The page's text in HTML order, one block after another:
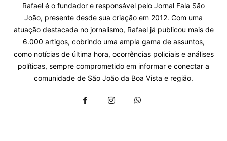
Rafael é o fundador e responsável pelo Jornal Fala São
João, presente desde sua criação em 2012. Com uma
atuação destacada no jornalismo, Rafael já publicou mais de
6.000 artigos, cobrindo uma ampla gama de assuntos,
como notícias de última hora, ocorrências policiais e análises
políticas, sempre comprometido em informar e conectar a
comunidade de São João da Boa Vista e região.